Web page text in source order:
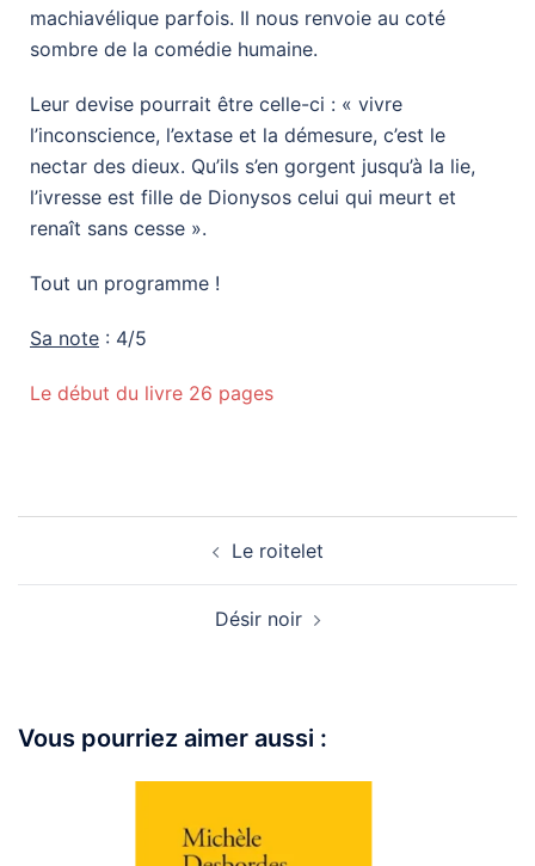
machiavélique parfois. Il nous renvoie au coté
sombre de la comédie humaine.
Leur devise pourrait être celle-ci : « vivre
l’inconscience, l’extase et la démesure, c’est le
nectar des dieux. Qu’ils s’en gorgent jusqu’à la lie,
l’ivresse est fille de Dionysos celui qui meurt et
renaît sans cesse ».
Tout un programme !
Sa note : 4/5
Le début du livre 26 pages
Le roitelet
Désir noir
Vous pourriez aimer aussi :